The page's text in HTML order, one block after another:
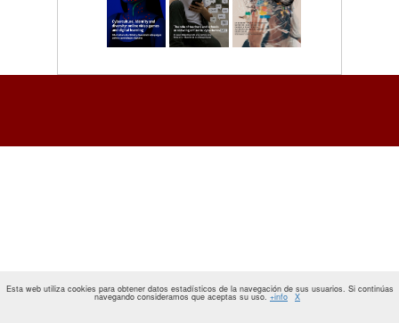
Esta web utiliza cookies para obtener datos estadísticos de la navegación de sus usuarios. Si continúas
navegando consideramos que aceptas su uso. +info X